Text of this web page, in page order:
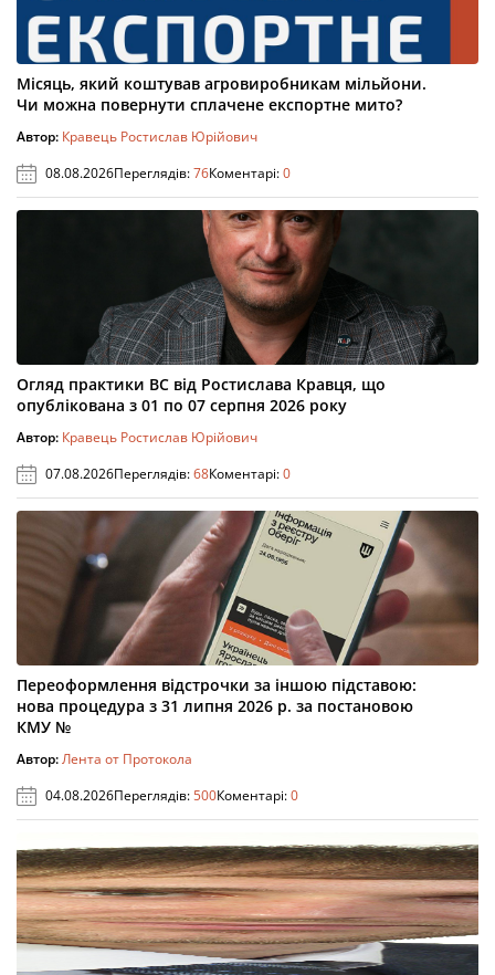
Місяць, який коштував агровиробникам мільйони.
Чи можна повернути сплачене експортне мито?
Автор: Кравець Ростислав Юрійович
08.08.2026Переглядів:76Коментарі:0
Огляд практики ВС від Ростислава Кравця, що
опублікована з 01 по 07 серпня 2026 року
Автор: Кравець Ростислав Юрійович
07.08.2026Переглядів:68Коментарі:0
Переоформлення відстрочки за іншою підставою:
нова процедура з 31 липня 2026 р. за постановою
КМУ №
Автор:Лента от Протокола
04.08.2026Переглядів:500Коментарі:0